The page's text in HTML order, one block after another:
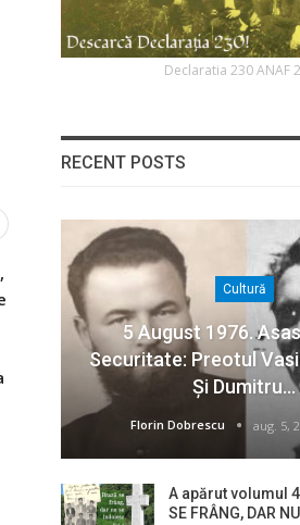
Declaratia 230 ANAF
RECENT POSTS
Cultură
5 August 1976.
Securitate: Preotul
Și Dumitru…
Florin Dobrescu aug. 5,
A apărut volumul 4
SE FRÂNG, DAR